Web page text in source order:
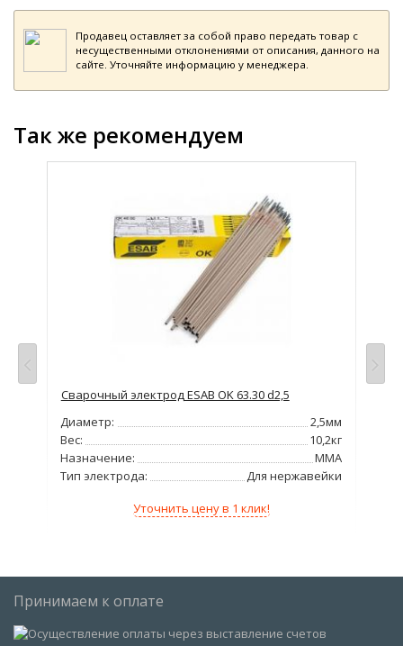
Продавец оставляет за собой право передать товар с
несущественными отклонениями от описания, данного на
сайте. Уточняйте информацию у менеджера.
Так же рекомендуем
Сварочный электрод ESAB OK 63.30 d2,5
Диаметр:
2,5мм
Вес:
10,2кг
Назначение:
ММА
Тип электрода:
Для нержавейки
Уточнить цену в 1 клик!
Принимаем к оплате